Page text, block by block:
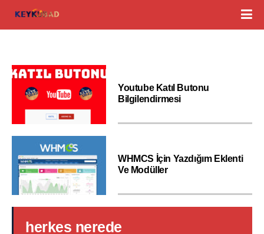
Youtube Katıl Butonu
Bilgilendirmesi
WHMCS İçin Yazdığım Eklenti
Ve Modüller
herkes nerede